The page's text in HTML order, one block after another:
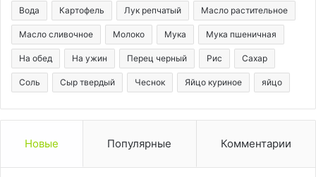
Вода Картофель Лук репчатый Масло растительное
Масло сливочное Молоко Мука Мука пшеничная
На обед На ужин Перец черный Рис Сахар
Соль Сыр твердый Чеснок Яйцо куриное яйцо
Новые Популярные Комментарии